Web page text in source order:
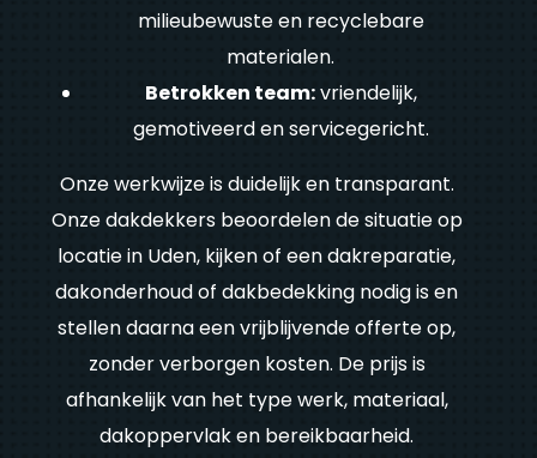
milieubewuste en recyclebare
materialen.
Betrokken team:vriendelijk,
gemotiveerd en servicegericht.
Onze werkwijze is duidelijk en transparant.
Onze dakdekkers beoordelen de situatie op
locatie in Uden, kijken of een dakreparatie,
dakonderhoud of dakbedekking nodig is en
stellen daarna een vrijblijvende offerte op,
zonder verborgen kosten. De prijs is
afhankelijk van het type werk, materiaal,
dakoppervlak en bereikbaarheid.